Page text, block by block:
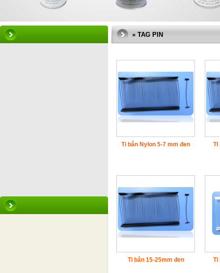
» TAG PIN
Ti bắn Nylon 5-7 mm đen TI
Ti bắn 15-25mm đen Ti